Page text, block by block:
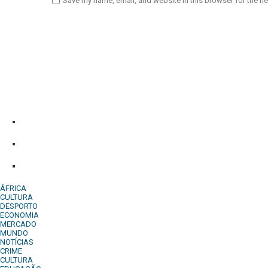
ÁFRICA
CULTURA
DESPORTO
ECONOMIA
MERCADO
MUNDO
NOTÍCIAS
CRIME
CULTURA